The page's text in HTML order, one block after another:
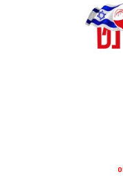
החשיכה, ילמדו
ויקבלו
שלהם.
המדבר לאחר
לחיפוש עקרבים
בסיום המסע
קלה הכוללת
קרה, אשר
מקיף
המהלך